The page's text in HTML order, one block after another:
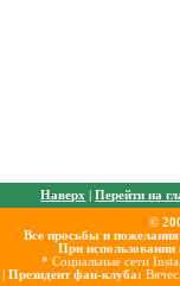
Наверх |Перейти на
©
Все просьбы и
При использовании
* Социальные сети
| Президент фан-клуба: